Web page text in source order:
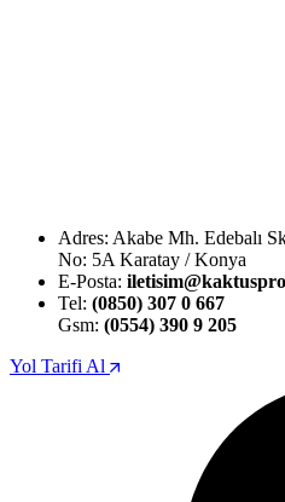
Adres: Akabe Mh. Edebalı
No: 5A Karatay / Konya
E-Posta:
Tel: (0850) 307 0 667
Gsm: (0554) 390 9 205
Yol Tarifi Al